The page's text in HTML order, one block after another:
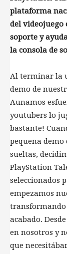
plataforma
del videojuego
soporte y
la consola de
Al terminar la
demo de
Aunamos
youtubers lo
bastante!
pequeña demo
sueltas,
PlayStation
seleccionados
empezamos
transformando
acabado.
en nosotros y
que